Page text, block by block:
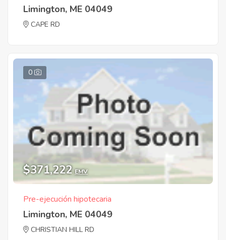
Limington, ME 04049
CAPE RD
0
$371,222 EMV
Pre-ejecución hipotecaria
Limington, ME 04049
CHRISTIAN HILL RD